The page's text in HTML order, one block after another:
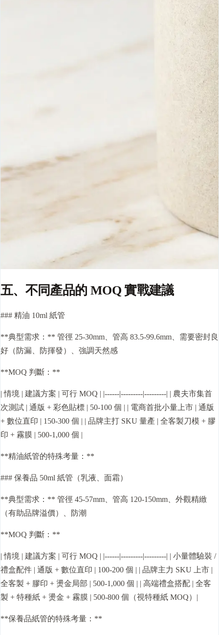
五、不同產品的 MOQ 實戰建議
### 精油 10ml 紙管
**典型需求：** 管徑 25-30mm、管高 83.5-99.6mm、需要密封良
好（防漏、防揮發）、強調天然感
**MOQ 判斷：**
| 情境 | 建議方案 | 可行 MOQ | |------|---------|---------| | 農夫市集首
次測試 | 通版 + 彩色貼標 | 50-100 個 | | 電商首批小量上市 | 通版
+ 數位直印 | 150-300 個 | | 品牌主打 SKU 量產 | 全客製刀模 + 膠
印 + 霧膜 | 500-1,000 個 |
**精油紙管的特殊考量：**
### 保養品 50ml 紙管（乳液、面霜）
**典型需求：** 管徑 45-57mm、管高 120-150mm、外觀精緻
（有助品牌溢價）、防潮
**MOQ 判斷：**
| 情境 | 建議方案 | 可行 MOQ | |------|---------|---------| | 小量體驗裝 /
禮盒配件 | 通版 + 數位直印 | 100-200 個 | | 品牌主力 SKU 上市 |
全客製 + 膠印 + 燙金局部 | 500-1,000 個 | | 高端禮盒搭配 | 全客
製 + 特種紙 + 燙金 + 霧膜 | 500-800 個（視特種紙 MOQ）|
**保養品紙管的特殊考量：**